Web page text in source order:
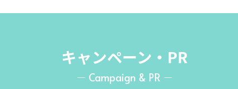
キャンペーン・PR
Campaign & PR